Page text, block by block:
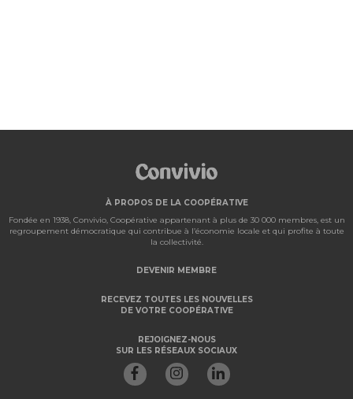
À PROPOS DE LA COOPÉRATIVE
Fondée en 1938, Convivio, Coopérative appartenant à plus de 30 000 membres, est un
regroupement démocratique qui contribue à l’économie locale et qui profite à toute
la collectivité.
DEVENIR MEMBRE
RECEVEZ TOUTES LES NOUVELLES
DE VOTRE COOPÉRATIVE
REJOIGNEZ-NOUS
SUR LES RÉSEAUX SOCIAUX